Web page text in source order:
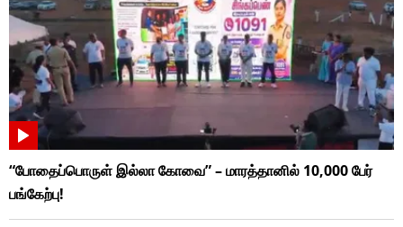
“போதைப்பொருள் இல்லா கோவை” – மாரத்தானில் 10,000 பேர்
பங்கேற்பு!